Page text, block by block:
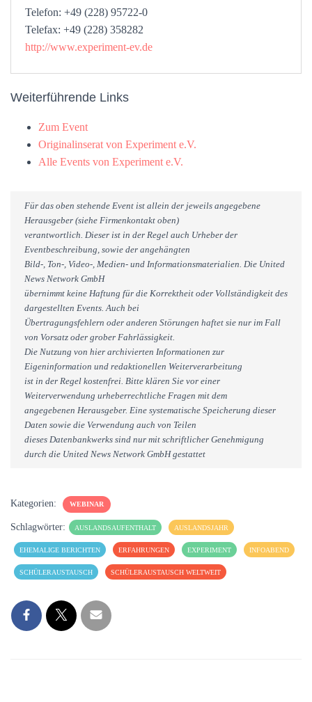
Telefon: +49 (228) 95722-0
Telefax: +49 (228) 358282
http://www.experiment-ev.de
Weiterführende Links
Zum Event
Originalinserat von Experiment e.V.
Alle Events von Experiment e.V.
Für das oben stehende Event ist allein der jeweils angegebene
Herausgeber (siehe Firmenkontakt oben)
verantwortlich. Dieser ist in der Regel auch Urheber der
Eventbeschreibung, sowie der angehängten
Bild-, Ton-, Video-, Medien- und Informationsmaterialien. Die United
News Network GmbH
übernimmt keine Haftung für die Korrektheit oder Vollständigkeit des
dargestellten Events. Auch bei
Übertragungsfehlern oder anderen Störungen haftet sie nur im Fall
von Vorsatz oder grober Fahrlässigkeit.
Die Nutzung von hier archivierten Informationen zur
Eigeninformation und redaktionellen Weiterverarbeitung
ist in der Regel kostenfrei. Bitte klären Sie vor einer
Weiterverwendung urheberrechtliche Fragen mit dem
angegebenen Herausgeber. Eine systematische Speicherung dieser
Daten sowie die Verwendung auch von Teilen
dieses Datenbankwerks sind nur mit schriftlicher Genehmigung
durch die United News Network GmbH gestattet
Kategorien: WEBINAR
Schlagwörter: AUSLANDSAUFENTHALT AUSLANDSJAHR
EHEMALIGE BERICHTEN ERFAHRUNGEN EXPERIMENT INFOABEND
SCHÜLERAUSTAUSCH SCHÜLERAUSTAUSCH WELTWEIT